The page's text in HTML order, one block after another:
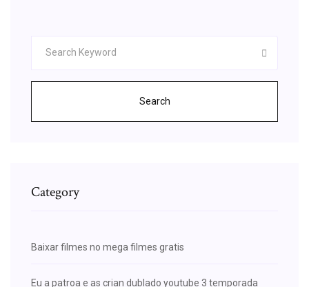
Search
Category
Baixar filmes no mega filmes gratis
Eu a patroa e as crian dublado youtube 3 temporada